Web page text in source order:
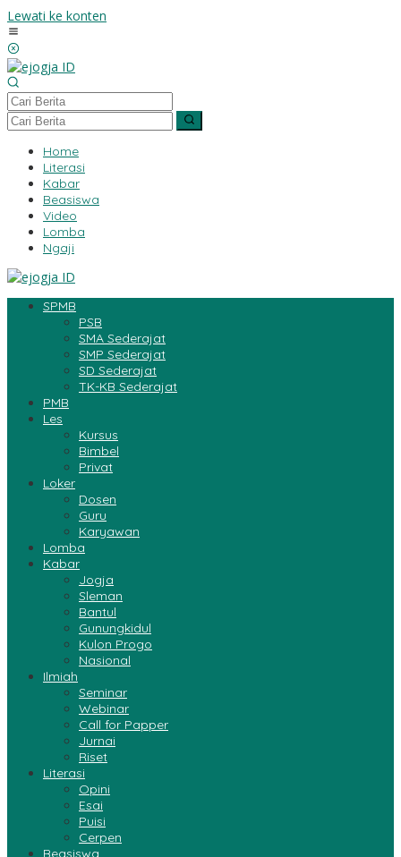
Lewati ke konten
Home
Literasi
Kabar
Beasiswa
Video
Lomba
Ngaji
SPMB
PSB
SMA Sederajat
SMP Sederajat
SD Sederajat
TK-KB Sederajat
PMB
Les
Kursus
Bimbel
Privat
Loker
Dosen
Guru
Karyawan
Lomba
Kabar
Jogja
Sleman
Bantul
Gunungkidul
Kulon Progo
Nasional
Ilmiah
Seminar
Webinar
Call for Papper
Jurnai
Riset
Literasi
Opini
Esai
Puisi
Cerpen
Beasiswa